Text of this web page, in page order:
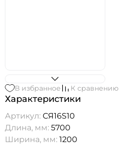
В избранное К сравнению
Характеристики
Артикул: СЯ16S10
Длина, мм: 5700
Ширина, мм: 1200